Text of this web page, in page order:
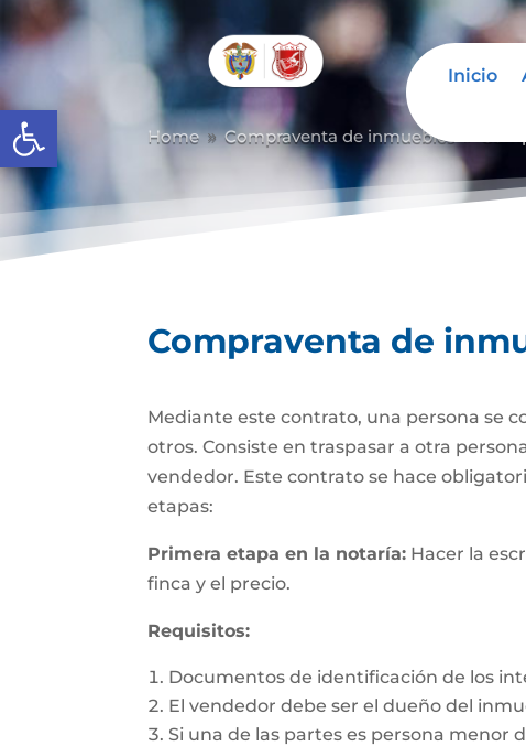
Abrir barra de herramientas
Inicio
Home 9 Compraventa de inmuebles
Compraventa de
Mediante este contrato, una persona se
otros. Consiste en traspasar a otra
vendedor. Este contrato se hace
etapas:
Primera etapa en la notaría: Hacer la
finca y el precio.
Requisitos:
Documentos de identificación de los
El vendedor debe ser el dueño del
Si una de las partes es persona